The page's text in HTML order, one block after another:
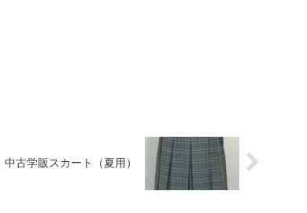
中古学販スカート（夏用）